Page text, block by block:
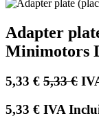
Adapter
Minimotors
5,33 € 5,33€
5,33 € IVA